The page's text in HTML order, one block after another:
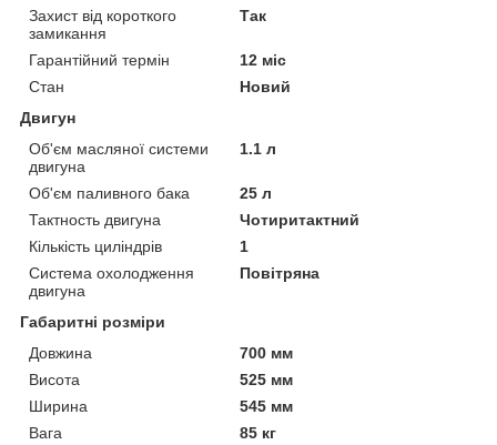
Захист від короткого
замикання
Так
Гарантійний термін
12 міс
Стан
Новий
Двигун
Об'єм масляної системи
двигуна
1.1 л
Об'єм паливного бака
25 л
Тактность двигуна
Чотиритактний
Кількість циліндрів
1
Система охолодження
двигуна
Повітряна
Габаритні розміри
Довжина
700 мм
Висота
525 мм
Ширина
545 мм
Вага
85 кг